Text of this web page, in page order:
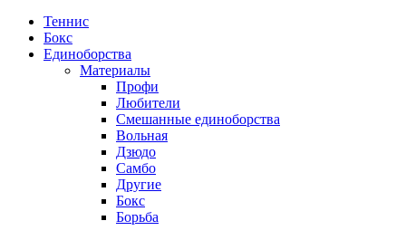
Теннис
Бокс
Единоборства
Материалы
Профи
Любители
Смешанные единоборства
Вольная
Дзюдо
Самбо
Другие
Бокс
Борьба